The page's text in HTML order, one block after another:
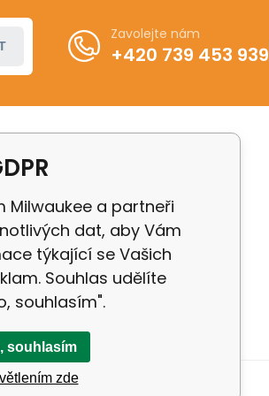
Zavolejte nám
+420 739 453 939
Další informace
Odstoupení od kupní smlouvy
Reklamační řád
Zásady ochrany osobních údajů
Milwaukee a partneři
dat, aby Vám
týkající se Vašich
Souhlas udělíte
souhlasím".
souhlasím
zde